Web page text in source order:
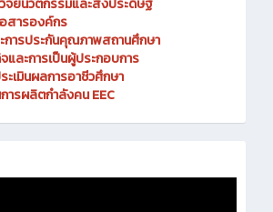
ตร์แผนงานและงบประมาณ
ยนวัตกรรมและสิ่งประดิษฐ์
สารองค์กร
ารประกันคุณภาพสถานศึกษา
ละการเป็นผู้ประกอบการ
เมินผลการอาชีวศึกษา
ารผลิตกำลังคน EEC